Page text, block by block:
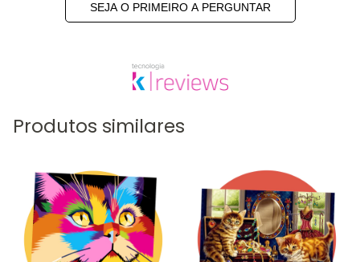
SEJA O PRIMEIRO A PERGUNTAR
Produtos similares